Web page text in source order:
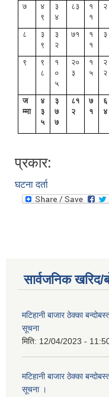
७
४
९
३
४
८३
१
१
२
८
३
९
३
२
७१
१
१
३
९
९
८
१
०
५
२०
३
१
५
२
२
ज
म्मा
४
३
५
३
७
७
८१
२
७
१
६
४
प्रकार:
घटना दर्ता
सार्वजनिक
मटिहानी बाजार ठेक्का
सूचना
मिति: 12/04/2023 -
मटिहानी बाजार ठेक्का
सूचना ।